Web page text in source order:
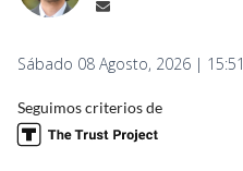
Sábado 08 Agosto, 2026 | 15:51
Seguimos criterios de